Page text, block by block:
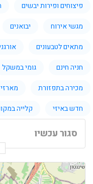
פיצוחים ופירות יבשים
מגשי אירוח
יבואנים
מתאים לטבעונים
חניה חינם
גומי במשקל
מכירה בתפזורת
חדש באיזי
קלייה
סגור עכשיו